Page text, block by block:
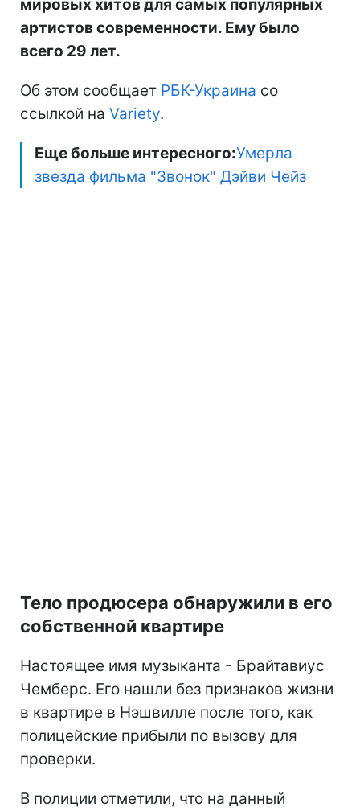
мировых хитов для самых популярных
артистов современности. Ему было
всего 29 лет.
Об этом сообщает РБК-Украина со
ссылкой на Variety.
Еще больше интересного:Умерла
звезда фильма "Звонок" Дэйви Чейз
Тело продюсера обнаружили в его
собственной квартире
Настоящее имя музыканта - Брайтавиус
Чемберс. Его нашли без признаков жизни
в квартире в Нэшвилле после того, как
полицейские прибыли по вызову для
проверки.
В полиции отметили, что на данный